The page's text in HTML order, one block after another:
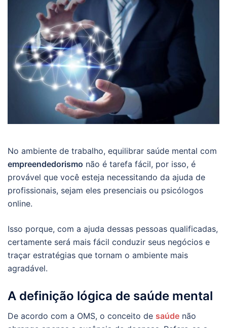
No ambiente de trabalho, equilibrar saúde mental com
empreendedorismo não é tarefa fácil, por isso, é
provável que você esteja necessitando da ajuda de
profissionais, sejam eles presenciais ou psicólogos
online.
Isso porque, com a ajuda dessas pessoas qualificadas,
certamente será mais fácil conduzir seus negócios e
traçar estratégias que tornam o ambiente mais
agradável.
A definição lógica de saúde mental
De acordo com a OMS, o conceito de saúde não